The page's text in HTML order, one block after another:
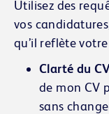
Utilisez des
vos
qu’il reflète
Clarté du
de mon CV
sans